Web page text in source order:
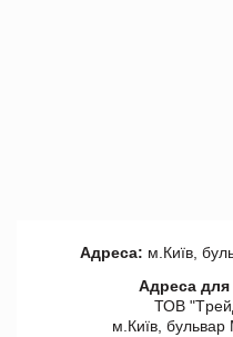
Адреса: м.Київ,
Адреса для
ТОВ
м.Київ, бульвар